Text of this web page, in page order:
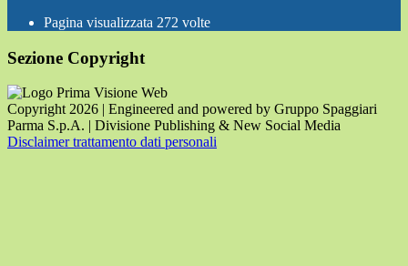
Pagina visualizzata 272 volte
Sezione Copyright
Copyright 2026 | Engineered and powered by Gruppo Spaggiari
Parma S.p.A. | Divisione Publishing & New Social Media
Disclaimer trattamento dati personali